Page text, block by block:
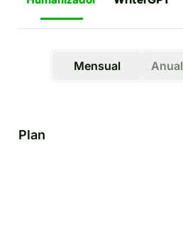
Mensual Anual
Plan